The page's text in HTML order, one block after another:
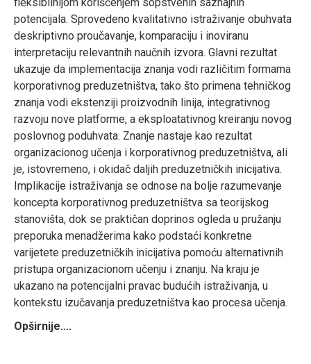
potencijala. Sprovedeno kvalitativno istraživanje obuhvata
deskriptivno proučavanje, komparaciju i inoviranu
interpretaciju relevantnih naučnih izvora. Glavni rezultat
ukazuje da implementacija znanja vodi različitim formama
korporativnog preduzetništva, tako što primena tehničkog
znanja vodi ekstenziji proizvodnih linija, integrativnog
razvoju nove platforme, a eksploatativnog kreiranju novog
poslovnog poduhvata. Znanje nastaje kao rezultat
organizacionog učenja i korporativnog preduzetništva, ali
je, istovremeno, i okidač daljih preduzetničkih inicijativa.
Implikacije istraživanja se odnose na bolje razumevanje
koncepta korporativnog preduzetništva sa teorijskog
stanovišta, dok se praktičan doprinos ogleda u pružanju
preporuka menadžerima kako podstaći konkretne
varijetete preduzetničkih inicijativa pomoću alternativnih
pristupa organizacionom učenju i znanju. Na kraju je
ukazano na potencijalni pravac budućih istraživanja, u
kontekstu izučavanja preduzetništva kao procesa učenja.
Opširnije....